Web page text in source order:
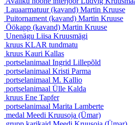
Lauaarmatuur (kavand) Martin Kruuse
Puitornament (kavand) Martin Kruuse
Öökapp (kavand) Martin Kruuse
Unenägu Liisa Kruusmägi
kruus KLAR tundmatu
kruus Kauri Kallas
portselanimaal Ingrid Lillepõld
portselanimaal Kristi Parma
portselanimaal M. Kallio
portselanimaal Ülle Kalda
kruus Ene Tapfer
portselanimaal Marita Lamberte
medal Meedi Kruusoja (Ümar)